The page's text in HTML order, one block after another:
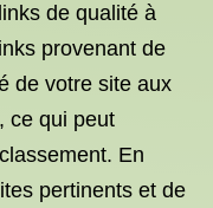
de qualité à
provenant de
de votre site aux
ce qui peut
En
pertinents et de